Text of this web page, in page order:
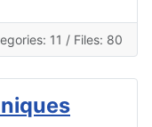
11 / Files: 80